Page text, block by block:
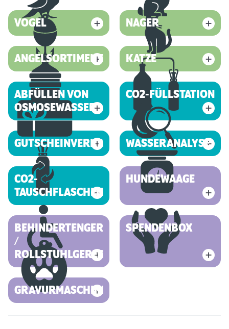
VOGEL NAGER
ANGELSORTIMENT KATZE
ABFÜLLEN VON
OSMOSEWASSER
CO2-FÜLLSTATION
GUTSCHEINVERKAUF WASSERANALYSE
CO2-
TAUSCHFLASCHEN
HUNDEWAAGE
BEHINDERTENGERECHT
/
ROLLSTUHLGERECHT
SPENDENBOX
GRAVURMASCHINE